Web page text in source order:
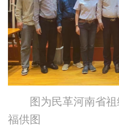
图为民革河南省
福供图